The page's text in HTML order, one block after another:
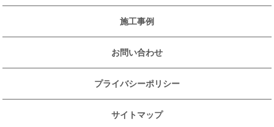
施工事例
お問い合わせ
プライバシーポリシー
サイトマップ